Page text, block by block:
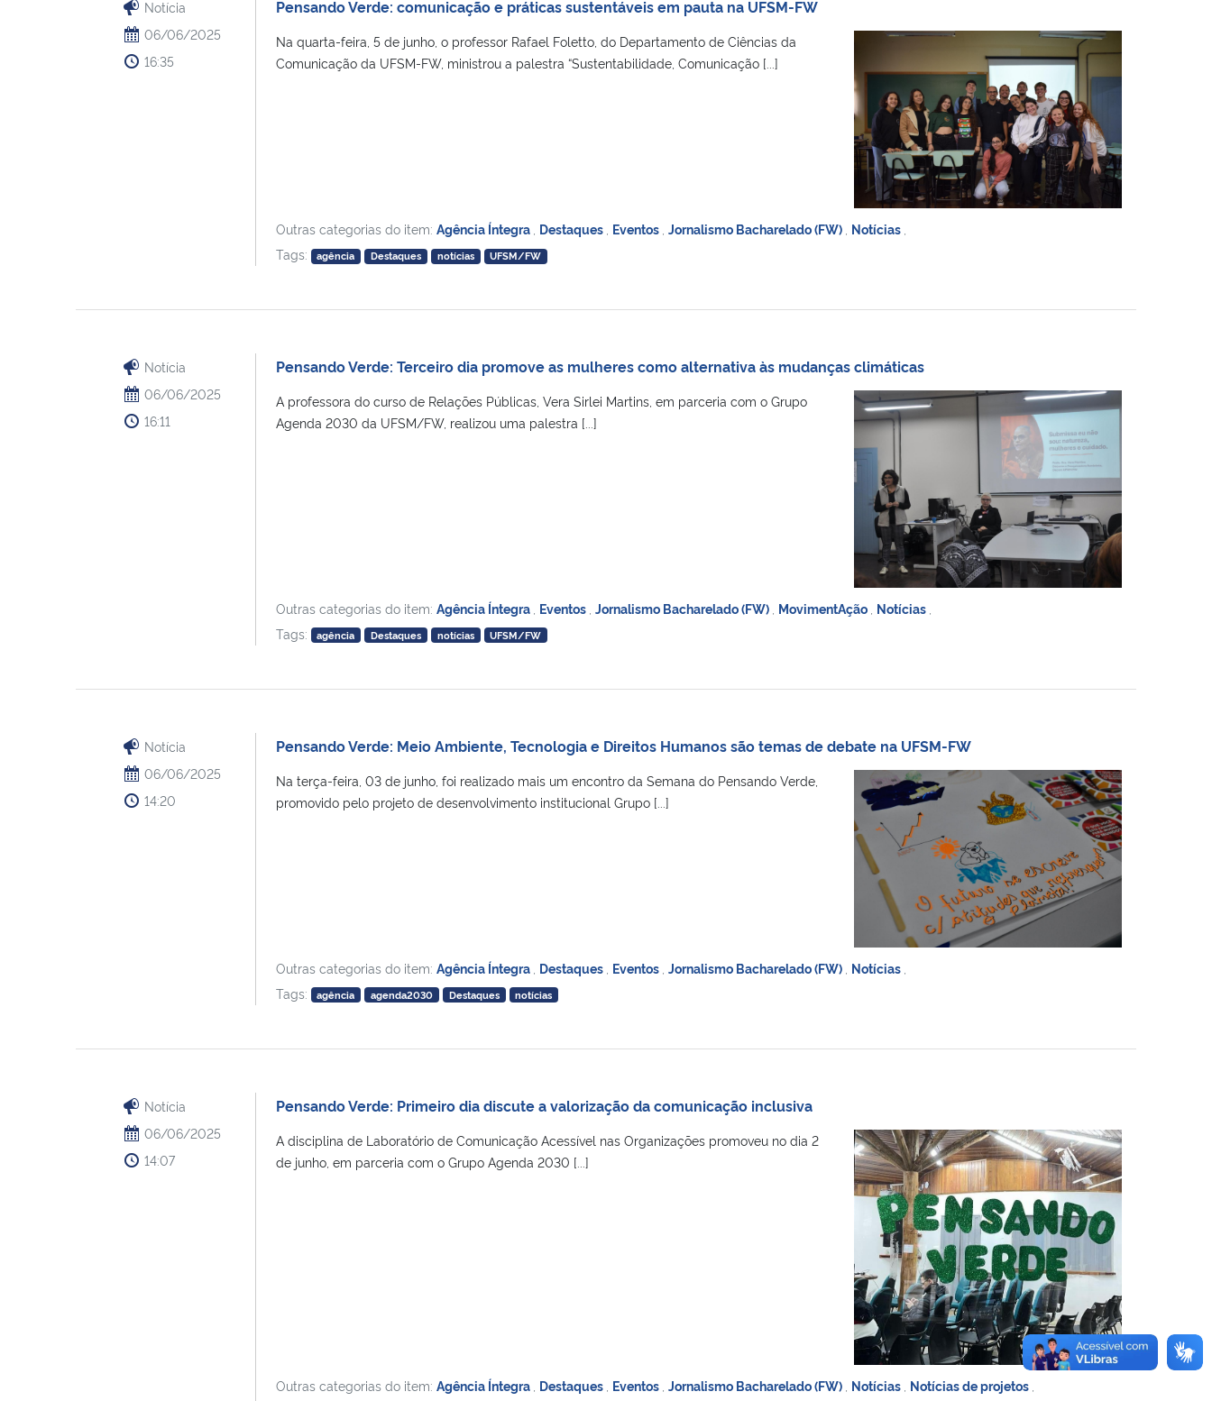
Notícia
06/06/2025
16:35
Pensando Verde: comunicação e práticas sustentáveis em pauta na UFSM-FW
Na quarta-feira, 5 de junho, o professor Rafael Foletto, do Departamento de Ciências da
Comunicação da UFSM-FW, ministrou a palestra “Sustentabilidade, Comunicação [...]
Outras categorias do item: Agência Íntegra Destaques Eventos Jornalismo Bacharelado (FW) Notícias
Tags:
agência Destaques notícias UFSM/FW
Notícia
06/06/2025
16:11
Pensando Verde: Terceiro dia promove as mulheres como alternativa às mudanças climáticas
A professora do curso de Relações Públicas, Vera Sirlei Martins, em parceria com o Grupo
Agenda 2030 da UFSM/FW, realizou uma palestra [...]
Outras categorias do item: Agência Íntegra Eventos Jornalismo Bacharelado (FW) MovimentAção Notícias
Tags:
agência Destaques notícias UFSM/FW
Notícia
06/06/2025
14:20
Pensando Verde: Meio Ambiente, Tecnologia e Direitos Humanos são temas de debate na UFSM-FW
Na terça-feira, 03 de junho, foi realizado mais um encontro da Semana do Pensando Verde,
promovido pelo projeto de desenvolvimento institucional Grupo [...]
Outras categorias do item: Agência Íntegra Destaques Eventos Jornalismo Bacharelado (FW) Notícias
Tags:
agência agenda2030 Destaques notícias
Notícia
06/06/2025
14:07
Pensando Verde: Primeiro dia discute a valorização da comunicação inclusiva
A disciplina de Laboratório de Comunicação Acessível nas Organizações promoveu no dia 2
de junho, em parceria com o Grupo Agenda 2030 [...]
Outras categorias do item: Agência Íntegra Destaques Eventos Jornalismo Bacharelado (FW) Notícias Notícias de projetos